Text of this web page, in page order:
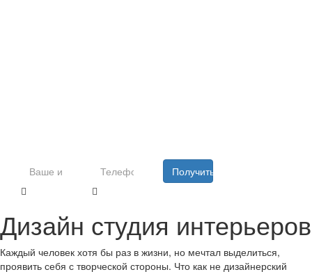
Получить подарок
Дизайн студия интерьеров
Каждый человек хотя бы раз в жизни, но мечтал выделиться,
проявить себя с творческой стороны. Что как не дизайнерский